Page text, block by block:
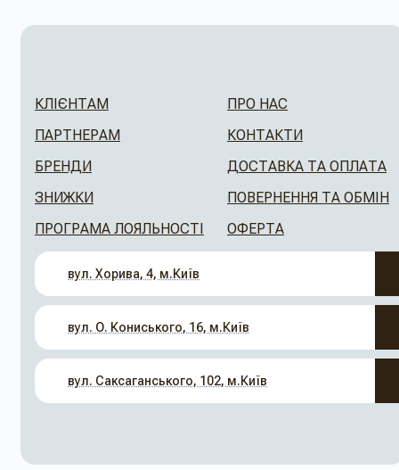
КЛІЄНТАМ
ПАРТНЕРАМ
БРЕНДИ
ЗНИЖКИ
ПРОГРАМА ЛОЯЛЬНОСТІ
ПРО НАС
КОНТАКТИ
ДОСТАВКА ТА ОПЛАТА
ПОВЕРНЕННЯ ТА ОБМІН
ОФЕРТА
вул. Хорива, 4, м.Київ
вул. О. Кониського, 16, м.Київ
вул. Саксаганського, 102, м.Київ